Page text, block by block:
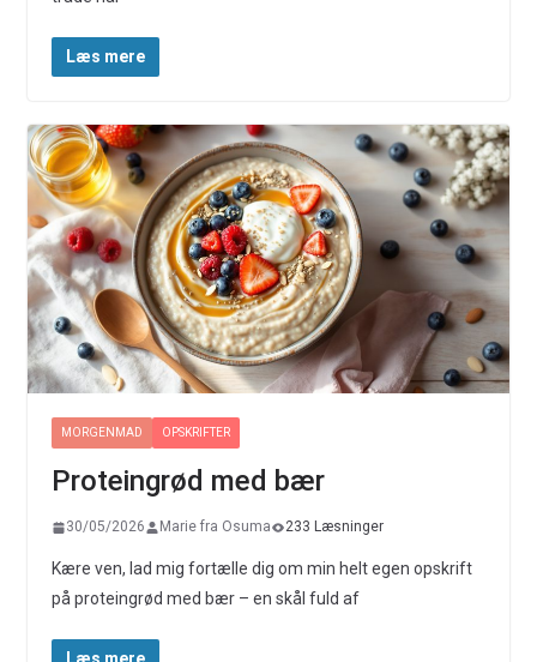
Læs mere
MORGENMAD OPSKRIFTER
Proteingrød med bær
30/05/2026 Marie fra Osuma 233 Læsninger
Kære ven, lad mig fortælle dig om min helt egen opskrift
på proteingrød med bær – en skål fuld af